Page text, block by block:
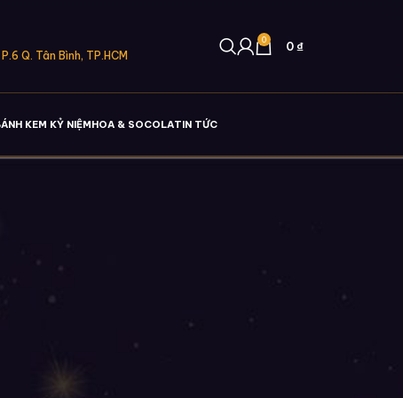
Q. Tân Bình, TP.HCM
0 0₫
KEM KỶ NIỆMHOA & SOCOLATIN TỨC